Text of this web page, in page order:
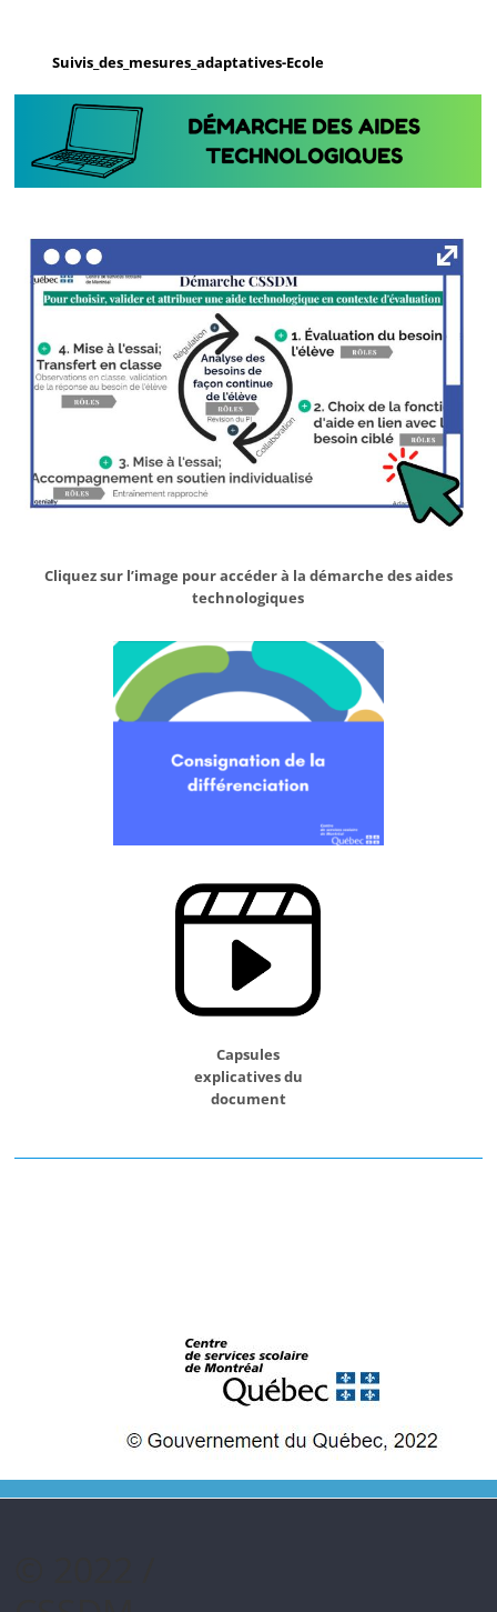
Suivis_des_mesures_adaptatives-Ecole
Cliquez sur l’image pour accéder à la démarche des aides
technologiques
Capsules
explicatives du
document